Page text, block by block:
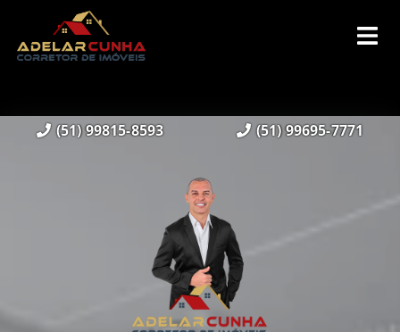
(51) 99815-8593 (51) 99695-7771